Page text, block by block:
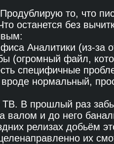
то, что
останется без
Аналитики (из-за
(огромный файл,
специфичные
вроде нормальный,
В прошлый раз
валом и до него
релизах добьём
их